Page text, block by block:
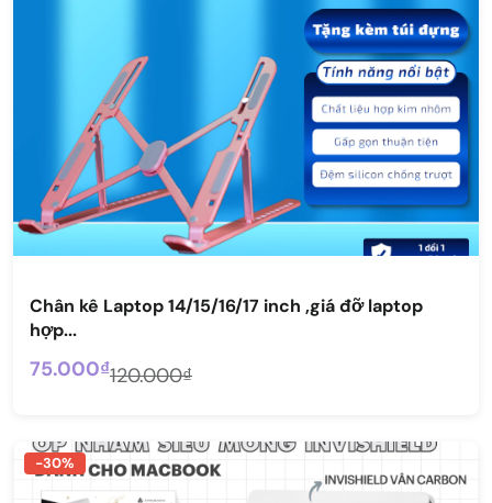
Chân kê Laptop 14/15/16/17 inch ,giá đỡ laptop
hợp...
75.000₫120.000₫
-30%